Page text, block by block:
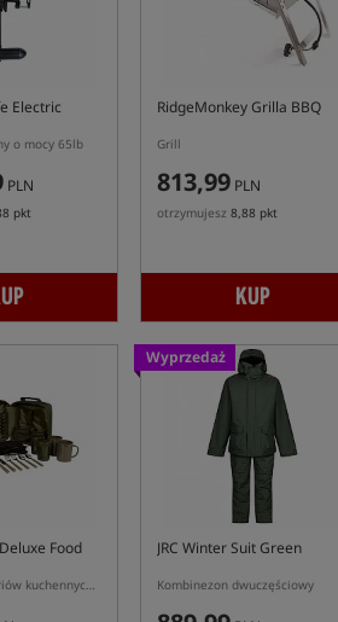
Electric
o mocy 65lb
PLN
pkt
RidgeMonkey Grilla BBQ
Grill
813,99 PLN
otrzymujesz 8,88 pkt
KUP
Food
Zestaw akcesoriów kuchennych dla dwóch osób
Wyprzedaż
JRC Winter Suit Green
Kombinezon dwuczęściowy